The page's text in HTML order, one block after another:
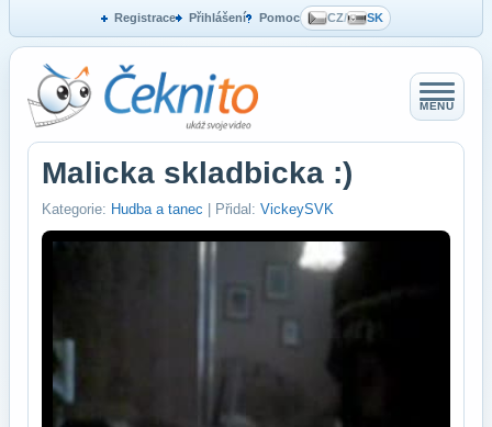
Registrace Přihlášení Pomoc CZ/ SK
MENU
Malicka skladbicka :)
Kategorie: Hudba a tanec | Přidal: VickeySVK